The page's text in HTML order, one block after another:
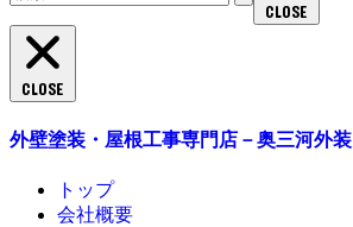
CLOSE
CLOSE
外壁塗装・屋根工事専門店－奥三河外装
トップ
会社概要